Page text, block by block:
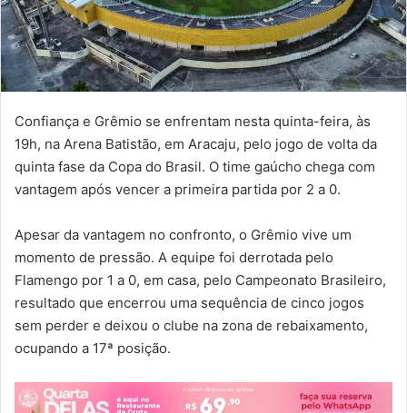
Confiança e Grêmio se enfrentam nesta quinta-feira, às
19h, na Arena Batistão, em Aracaju, pelo jogo de volta da
quinta fase da Copa do Brasil. O time gaúcho chega com
vantagem após vencer a primeira partida por 2 a 0.
Apesar da vantagem no confronto, o Grêmio vive um
momento de pressão. A equipe foi derrotada pelo
Flamengo por 1 a 0, em casa, pelo Campeonato Brasileiro,
resultado que encerrou uma sequência de cinco jogos
sem perder e deixou o clube na zona de rebaixamento,
ocupando a 17ª posição.